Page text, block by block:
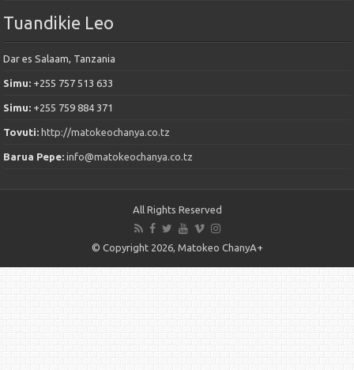
Tuandikie Leo
Dar es Salaam, Tanzania
Simu: +255 757 513 633
Simu: +255 759 884 371
Tovuti: http://matokeochanya.co.tz
Barua Pepe:info@matokeochanya.co.tz
All Rights Reserved
© Copyright 2026, Matokeo ChanyA+